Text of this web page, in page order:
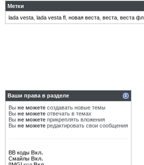
Метки
lada vesta lada vesta fl новая веста веста веста фл
Ваши права в разделе
Вы не можете создавать новые темы
Вы не можете отвечать в темах
Вы не можете прикреплять вложения
Вы не можете редактировать свои сообщения
BB коды Вкл.
Смайлы Вкл.